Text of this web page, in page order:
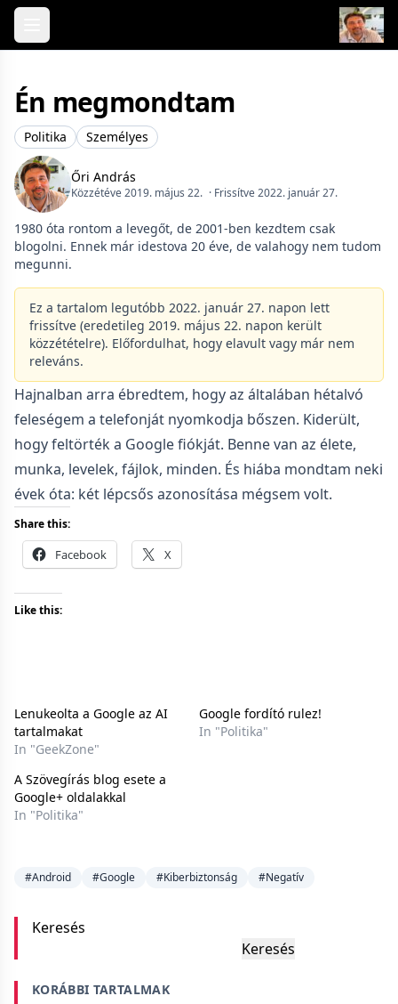
Skip to content
Én megmondtam
Politika Személyes
Őri András
Közzétéve 2019. május 22. · Frissítve 2022. január 27.
1980 óta rontom a levegőt, de 2001-ben kezdtem csak
blogolni. Ennek már idestova 20 éve, de valahogy nem tudom
megunni.
Ez a tartalom legutóbb 2022. január 27. napon lett
frissítve (eredetileg 2019. május 22. napon került
közzétételre). Előfordulhat, hogy elavult vagy már nem
releváns.
Hajnalban arra ébredtem, hogy az általában hétalvó
feleségem a telefonját nyomkodja bőszen. Kiderült,
hogy feltörték a Google fiókját. Benne van az élete,
munka, levelek, fájlok, minden. És hiába mondtam neki
évek óta: két lépcsős azonosítása mégsem volt.
Share this:
Facebook X
Like this:
Lenukeolta a Google az AI
tartalmakat
In "GeekZone"
Google fordító rulez!
In "Politika"
A Szövegírás blog esete a
Google+ oldalakkal
In "Politika"
#Android #Google #Kiberbiztonság #Negatív
Keresés
Keresés
KORÁBBI TARTALMAK